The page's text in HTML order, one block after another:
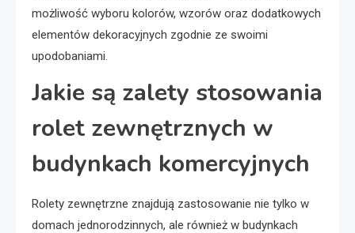
możliwość wyboru kolorów, wzorów oraz dodatkowych
elementów dekoracyjnych zgodnie ze swoimi
upodobaniami.
Jakie są zalety stosowania
rolet zewnętrznych w
budynkach komercyjnych
Rolety zewnętrzne znajdują zastosowanie nie tylko w
domach jednorodzinnych, ale również w budynkach